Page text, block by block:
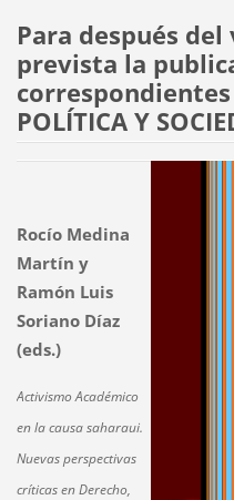
Para después
prevista la
POLÍTICA Y
Rocío Medina
Martín y
Ramón Luis
Soriano Díaz
(eds.)
Activismo Académico
en la causa saharaui.
Nuevas perspectivas
críticas en Derecho,